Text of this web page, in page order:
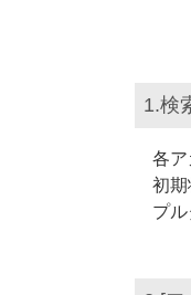
1.検
各ア
初期
プ